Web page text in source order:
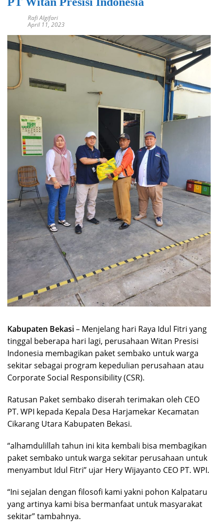
Rafi Algifari
April 11, 2023
Kabupaten Bekasi– Menjelang hari Raya Idul Fitri yang
tinggal beberapa hari lagi, perusahaan Witan Presisi
Indonesia membagikan paket sembako untuk warga
sekitar sebagai program kepedulian perusahaan atau
Corporate Social Responsibility (CSR).
Ratusan Paket sembako diserah terimakan oleh CEO
PT. WPI kepada Kepala Desa Harjamekar Kecamatan
Cikarang Utara Kabupaten Bekasi.
“alhamdulillah tahun ini kita kembali bisa membagikan
paket sembako untuk warga sekitar perusahaan untuk
menyambut Idul Fitri” ujar Hery Wijayanto CEO PT. WPI.
“Ini sejalan dengan filosofi kami yakni pohon Kalpataru
yang artinya kami bisa bermanfaat untuk masyarakat
sekitar” tambahnya.